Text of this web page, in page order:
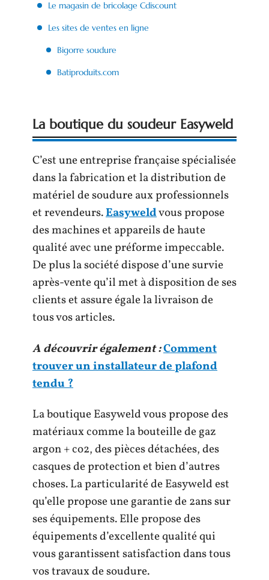
Le magasin de bricolage Cdiscount
Les sites de ventes en ligne
Bigorre soudure
Batiproduits.com
La boutique du soudeur Easyweld
C’est une entreprise française spécialisée
dans la fabrication et la distribution de
matériel de soudure aux professionnels
et revendeurs.Easyweldvous propose
des machines et appareils de haute
qualité avec une préforme impeccable.
De plus la société dispose d’une survie
après-vente qu’il met à disposition de ses
clients et assure égale la livraison de
tous vos articles.
A découvrir également :Comment
trouver un installateur de plafond
tendu ?
La boutique Easyweld vous propose des
matériaux comme la bouteille de gaz
argon + co2, des pièces détachées, des
casques de protection et bien d’autres
choses. La particularité de Easyweld est
qu’elle propose une garantie de 2ans sur
ses équipements. Elle propose des
équipements d’excellente qualité qui
vous garantissent satisfaction dans tous
vos travaux de soudure.